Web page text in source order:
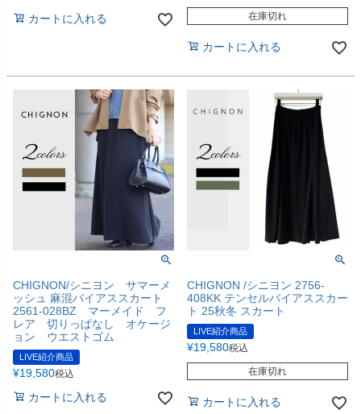
カートに入れる 在庫切れ
カートに入れる
CHIGNON/シニヨン サマーメ
ッシュ 麻混バイアススカート
2561-028BZ マーメイド フ
レア 切りっぱなし オケージ
ョン ウエストゴム
LIVE紹介商品
¥19,580税込
カートに入れる
CHIGNON /シニヨン 2756-
408KK テンセルバイアススカー
ト 25秋冬 スカート
LIVE紹介商品
¥19,580税込
在庫切れ
カートに入れる